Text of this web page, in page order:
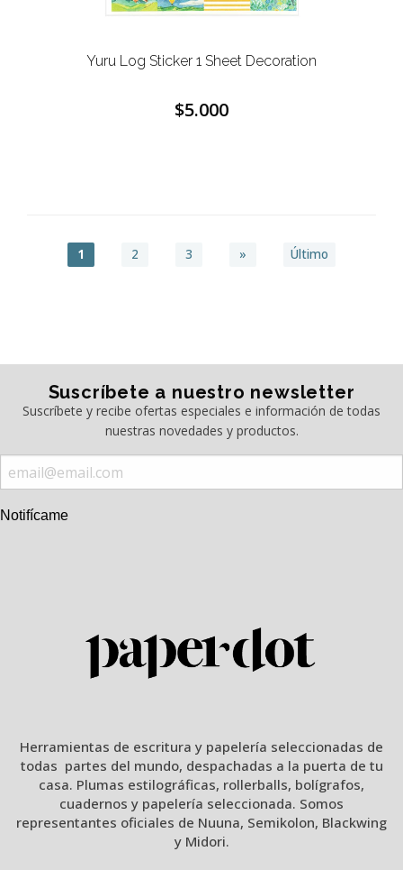
Yuru Log Sticker 1 Sheet Decoration
$5.000
1 2 3 » Último
Suscríbete a nuestro newsletter
Suscríbete y recibe ofertas especiales e información de todas
nuestras novedades y productos.
Notifícame
Herramientas de escritura y papelería seleccionadas de
todas partes del mundo, despachadas a la puerta de tu
casa. Plumas estilográficas, rollerballs, bolígrafos,
cuadernos y papelería seleccionada. Somos
representantes oficiales de Nuuna, Semikolon, Blackwing
y Midori.